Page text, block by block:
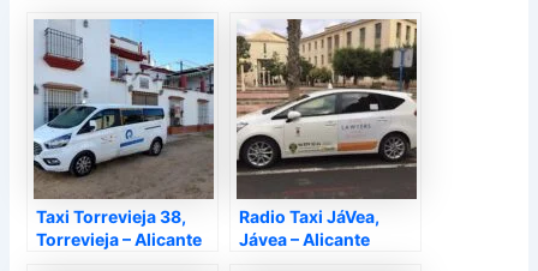
Alicante
Taxi Torrevieja 38,
Torrevieja – Alicante
Radio Taxi JáVea,
Jávea – Alicante